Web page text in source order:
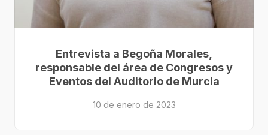
Entrevista a Begoña Morales,
responsable del área de Congresos y
Eventos del Auditorio de Murcia
10 de enero de 2023